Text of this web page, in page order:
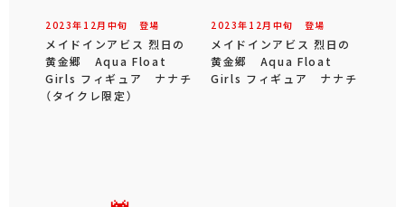
2023年 12 月 中旬 登場
メイドインアビス 烈日の
黄金郷 Aqua Float
Girls フィギュア ナナチ
（タイクレ限定）
2023年 12 月 中旬 登場
メイドインアビス 烈日の
黄金郷 Aqua Float
Girls フィギュア ナナチ